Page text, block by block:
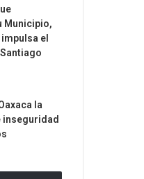
Municipio,
el
la
inseguridad